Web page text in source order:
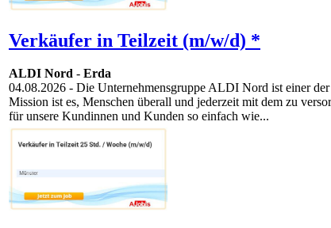
Verkäufer in Teilzeit (m/w/d) *
ALDI Nord - Erda
04.08.2026 - Die Unternehmensgruppe ALDI Nord ist einer
Mission ist es, Menschen überall und jederzeit mit dem zu
für unsere Kundinnen und Kunden so einfach wie...